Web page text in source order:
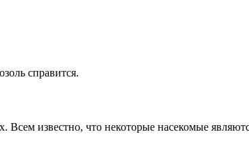
справится.
известно, что некоторые насекомые